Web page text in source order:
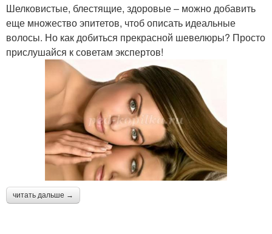
Шелковистые, блестящие, здоровые – можно добавить
еще множество эпитетов, чтоб описать идеальные
волосы. Но как добиться прекрасной шевелюры? Просто
прислушайся к советам экспертов!
читать дальше →